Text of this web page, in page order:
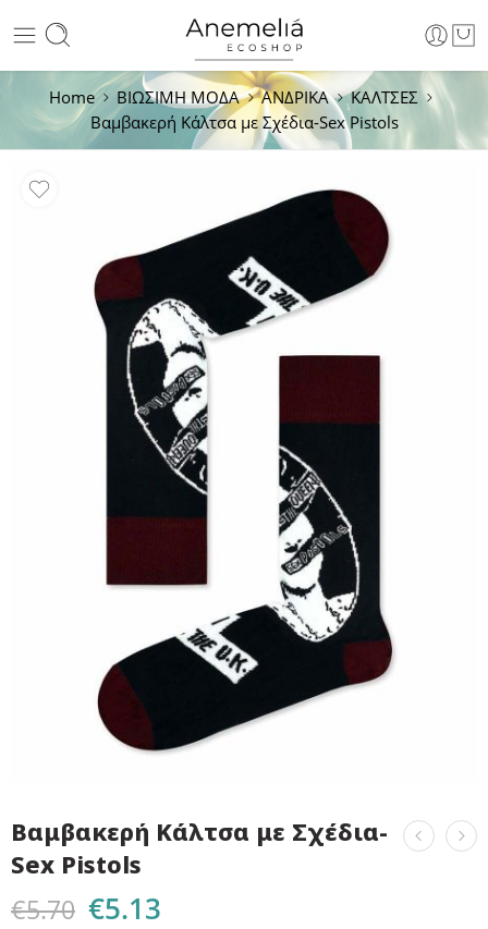
Home ΒΙΩΣΙΜΗ ΜΟΔΑ ΑΝΔΡΙΚΑ
ΚΑΛΤΣΕΣ
Βαμβακερή Κάλτσα με Σχέδια-Sex Pistols
Βαμβακερή Κάλτσα με Σχέδια-
Sex Pistols
€5.70 €5.13